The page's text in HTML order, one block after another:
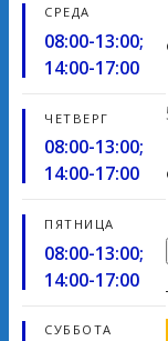
СРЕДА
08:00-13:00;
14:00-17:00
ЧЕТВЕРГ
08:00-13:00;
14:00-17:00
ПЯТНИЦА
08:00-13:00;
14:00-17:00
СУББОТА